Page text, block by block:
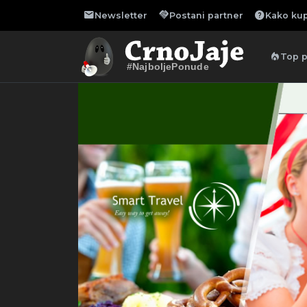
mailNewsletter handshakePostani partner helpKako
#NajboljePonude
local_fire_department Top